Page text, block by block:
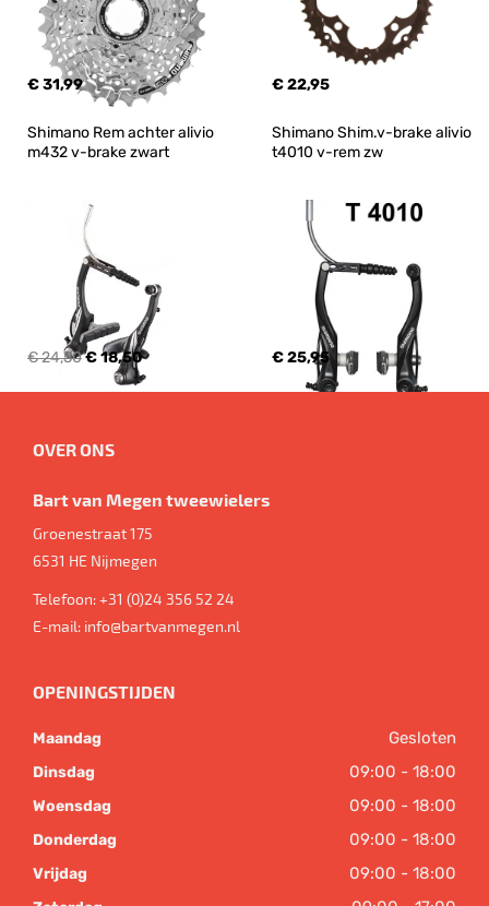
€ 31,99 € 22,95
Shimano Rem achter alivio
m432 v-brake zwart
€ 24,50€ 18,50
Shimano Shim.v-brake alivio
t4010 v-rem zw
€ 25,95
OVER ONS
Bart van Megen tweewielers
Groenestraat 175
6531 HE Nijmegen
Telefoon:+31 (0)24 356 52 24
E-mail: info@bartvanmegen.nl
OPENINGSTIJDEN
Maandag Gesloten
Dinsdag 09:00 - 18:00
Woensdag 09:00 - 18:00
Donderdag 09:00 - 18:00
Vrijdag 09:00 - 18:00